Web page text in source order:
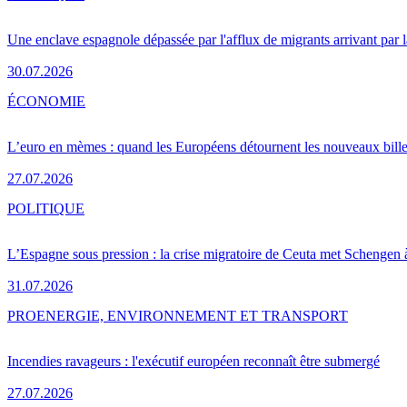
Une enclave espagnole dépassée par l'afflux de migrants arrivant par
30.07.2026
L’euro en mèmes : quand les Européens détournent les nouveaux
27.07.2026
ÉCONOMIE
L’Espagne sous pression : la crise migratoire de Ceuta met Schengen
31.07.2026
POLITIQUE
Incendies ravageurs : l'exécutif européen reconnaît être submergé
27.07.2026
PROENERGIE, ENVIRONNEMENT ET TRANSPORT